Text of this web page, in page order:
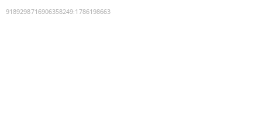
9189298716906358249:1786198663